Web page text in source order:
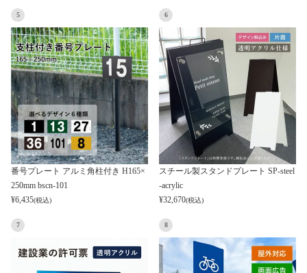
5
番号プレート アルミ角柱付き H165×
250mm bscn-101
¥6,435(税込)
6
スチール製スタンドプレート SP-steel
-acrylic
¥32,670(税込)
7 8